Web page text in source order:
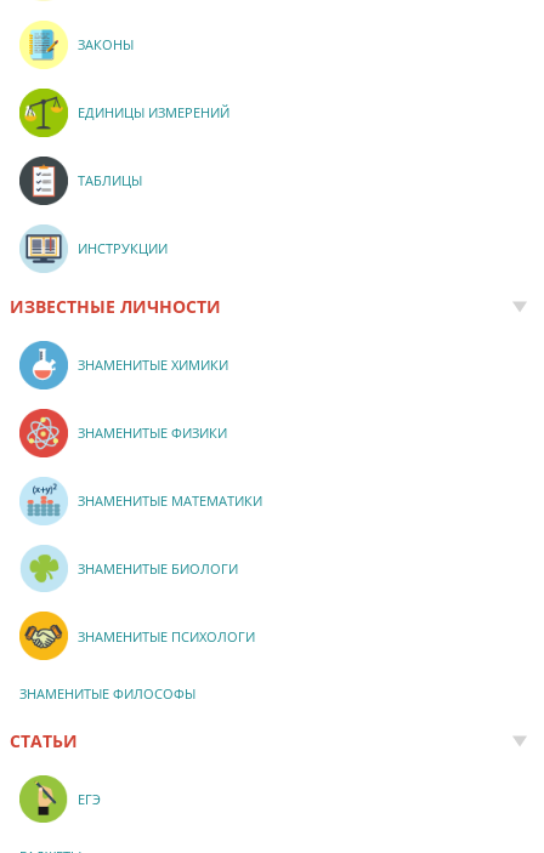
ЗАКОНЫ
ЕДИНИЦЫ ИЗМЕРЕНИЙ
ТАБЛИЦЫ
ИНСТРУКЦИИ
ИЗВЕСТНЫЕ ЛИЧНОСТИ
ЗНАМЕНИТЫЕ ХИМИКИ
ЗНАМЕНИТЫЕ ФИЗИКИ
ЗНАМЕНИТЫЕ МАТЕМАТИКИ
ЗНАМЕНИТЫЕ БИОЛОГИ
ЗНАМЕНИТЫЕ ПСИХОЛОГИ
ЗНАМЕНИТЫЕ ФИЛОСОФЫ
СТАТЬИ
ЕГЭ